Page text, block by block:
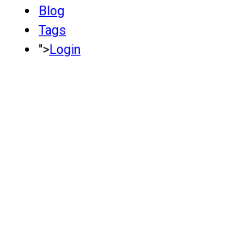
Blog
Tags
">Login